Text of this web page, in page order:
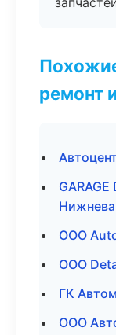
ремонт
ООО
ООО
ГК
ООО